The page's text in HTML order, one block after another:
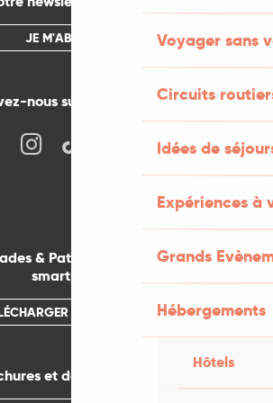
Voyager sans
Circuits
Idées de
Expériences à
Grands
Hébergements
Hôtels
JE M'ABONNE
nous sur les réseaux !
& Patrimoines sur votre
smartphone
L'APPLICATION
et documentations